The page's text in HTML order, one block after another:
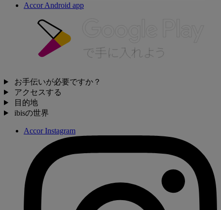
Accor Android app
お手伝いが必要ですか？
アクセスする
目的地
ibisの世界
Accor Instagram